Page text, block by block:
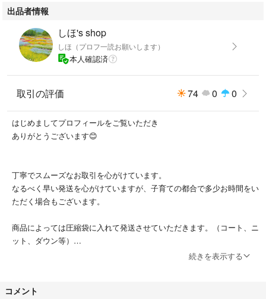
出品者情報
しほ's shop
しほ（プロフ一読お願いします）
本人確認済
取引の評価 74 0 0
はじめましてプロフィールをご覧いただき
ありがとうございます😊
丁寧でスムーズなお取引を心がけています。
なるべく早い発送を心がけていますが、子育ての都合で多少お時間をい
ただく場合もございます。
商品によっては圧縮袋に入れて発送させていただきます。（コート、ニ
ット、ダウン等）
商品をより安く提供するために実施しておりますので、ご了承下さい。
※サイズが違った等（素人採寸の為誤差がでてきます）そこを理解した
続きを表示する
コメント